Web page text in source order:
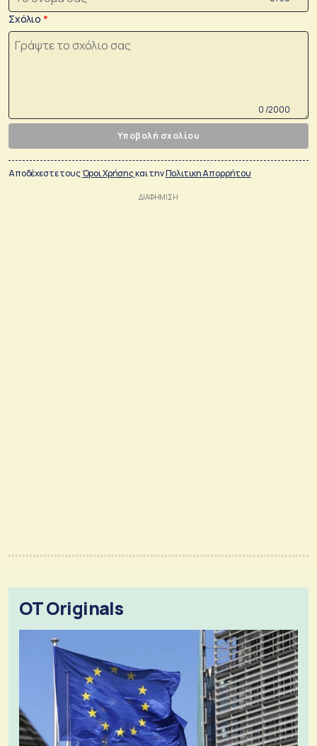
Σχόλιο
0 /2000
Υποβολή σχολίου
Αποδέχεστε τουςΌροι Χρήσηςκαι τηνΠολιτικη Απορρήτου
OT Originals